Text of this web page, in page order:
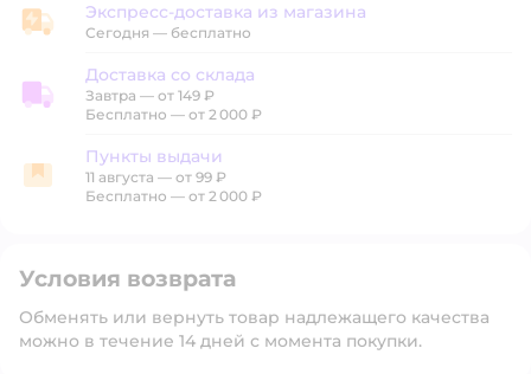
Экспресс-доставка из магазина
Экспресс-доставка из магазина
Сегодня — бесплатно
Доставка со склада
Доставка со склада
Завтра — от 149 ₽
Бесплатно — от 2 000 ₽
Пункты выдачи
Пункты выдачи
11 августа — от 99 ₽
Бесплатно — от 2 000 ₽
Условия возврата
Обменять или вернуть товар надлежащего качества
можно в течение 14 дней с момента покупки.